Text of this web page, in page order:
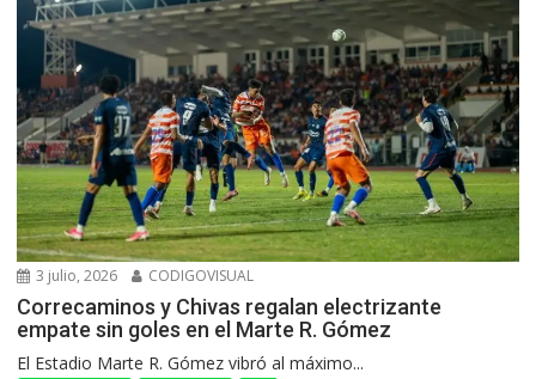
3 julio, 2026 CODIGOVISUAL
Correcaminos y Chivas regalan electrizante
empate sin goles en el Marte R. Gómez
El Estadio Marte R. Gómez vibró al máximo...